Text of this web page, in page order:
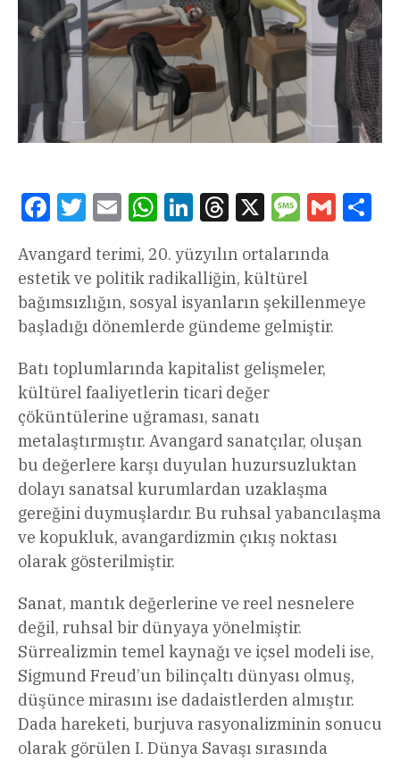
FacebookTwitterEmail WhatsAppLinkedInThreads
X Message
Gmail
Avangard terimi, 20. yüzyılın ortalarında
estetik ve politik radikalliğin, kültürel
bağımsızlığın, sosyal isyanların şekillenmeye
başladığı dönemlerde gündeme gelmiştir.
Batı toplumlarında kapitalist gelişmeler,
kültürel faaliyetlerin ticari değer
çöküntülerine uğraması, sanatı
metalaştırmıştır. Avangard sanatçılar, oluşan
bu değerlere karşı duyulan huzursuzluktan
dolayı sanatsal kurumlardan uzaklaşma
gereğini duymuşlardır. Bu ruhsal yabancılaşma
ve kopukluk, avangardizmin çıkış noktası
olarak gösterilmiştir.
Sanat, mantık değerlerine ve reel nesnelere
değil, ruhsal bir dünyaya yönelmiştir.
Sürrealizmin temel kaynağı ve içsel modeli ise,
Sigmund Freud’un bilinçaltı dünyası olmuş,
düşünce mirasını ise dadaistlerden almıştır.
Dada hareketi, burjuva rasyonalizminin sonucu
olarak görülen I. Dünya Savaşı sırasında